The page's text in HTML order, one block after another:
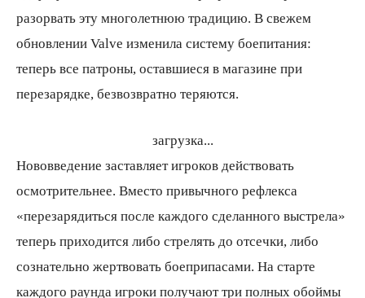
разорвать эту многолетнюю традицию. В свежем
обновлении Valve изменила систему боепитания:
теперь все патроны, оставшиеся в магазине при
перезарядке, безвозвратно теряются.
загрузка...
Нововведение заставляет игроков действовать
осмотрительнее. Вместо привычного рефлекса
«перезарядиться после каждого сделанного выстрела»
теперь приходится либо стрелять до отсечки, либо
сознательно жертвовать боеприпасами. На старте
каждого раунда игроки получают три полных обоймы